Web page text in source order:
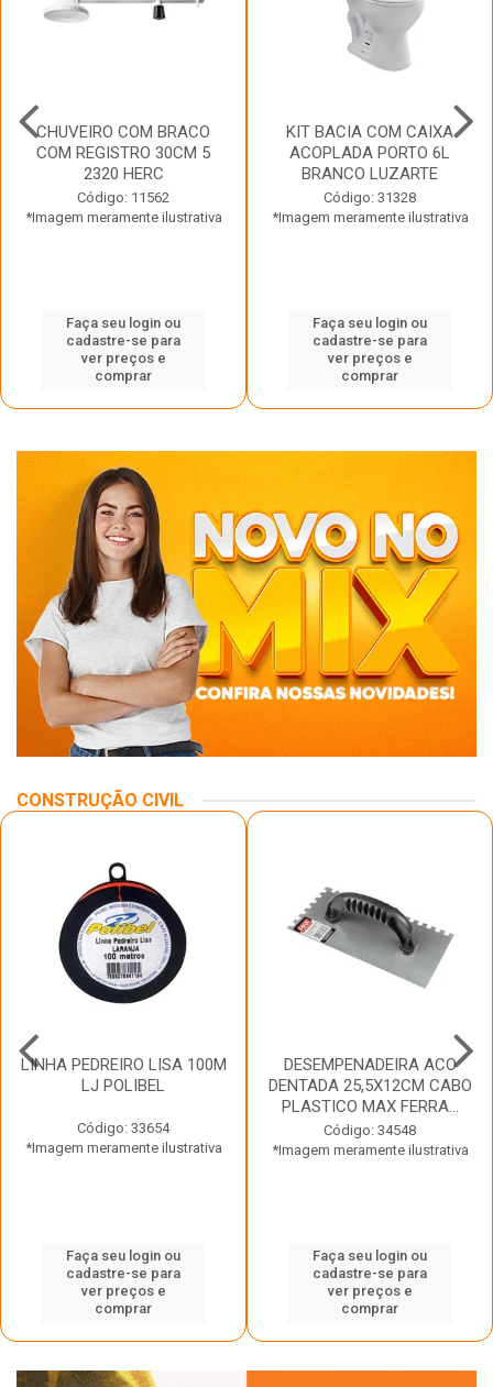
CHUVEIRO COM BRACO
COM REGISTRO 30CM 5
2320 HERC
Código: 11562
*Imagem meramente ilustrativa
Faça seu login ou
cadastre-se para
ver preços e
comprar
KIT BACIA COM CAIXA
ACOPLADA PORTO 6L
BRANCO LUZARTE
Código: 31328
*Imagem meramente ilustrativa
Faça seu login ou
cadastre-se para
ver preços e
comprar
CONSTRUÇÃO CIVIL
LINHA PEDREIRO LISA 100M
LJ POLIBEL
Código: 33654
*Imagem meramente ilustrativa
Faça seu login ou
cadastre-se para
ver preços e
comprar
DESEMPENADEIRA ACO
DENTADA 25,5X12CM CABO
PLASTICO MAX FERRA...
Código: 34548
*Imagem meramente ilustrativa
Faça seu login ou
cadastre-se para
ver preços e
comprar